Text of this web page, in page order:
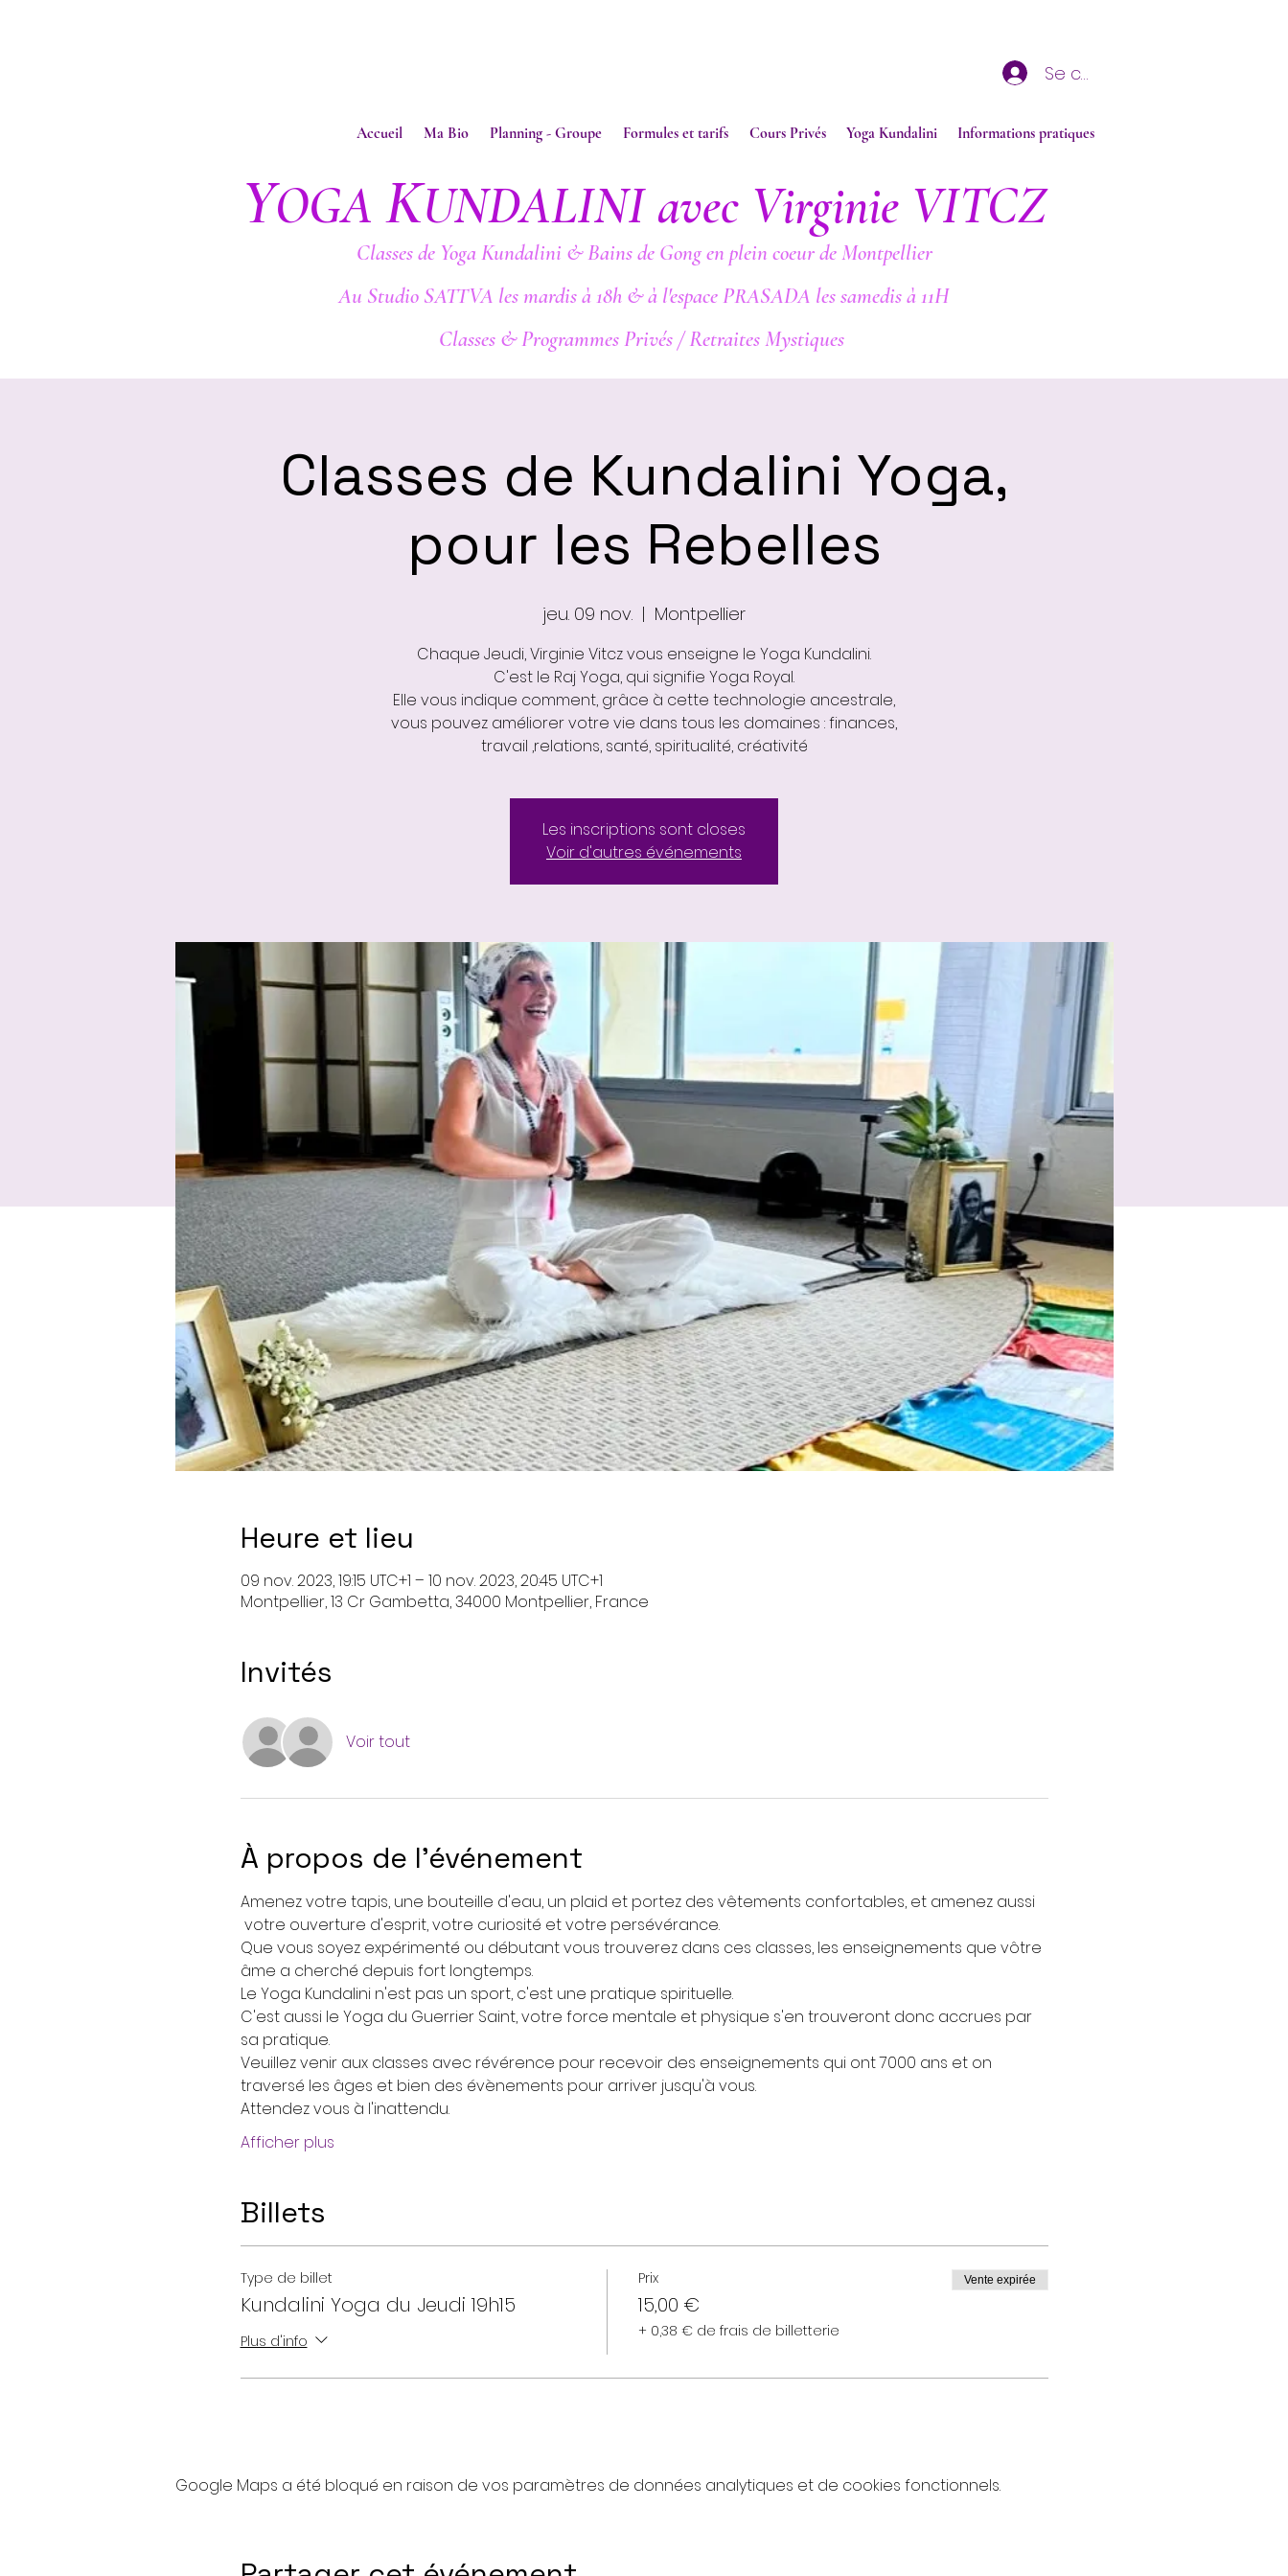
Accueil Ma Bio Planning - Groupe Formules et tarifs Cours Privés Yoga Kundalini Informations pratiques
Se connecter
YOGA KUNDALINI avec Virginie VITCZ
Classes de Yoga Kundalini & Bains de Gong en plein coeur de Montpellier
Au Studio SATTVA les mardis à 18h & à l'espace PRASADA les samedis à 11H
Classes & Programmes Privés / Retraites Mystiques
Classes de Kundalini Yoga,
pour les Rebelles
jeu. 09 nov.
  |
Montpellier
Chaque Jeudi, Virginie Vitcz vous enseigne le Yoga Kundalini.
C'est le Raj Yoga, qui signifie Yoga Royal.
Elle vous indique comment, grâce à cette technologie ancestrale,
vous pouvez améliorer votre vie dans tous les domaines : finances,
travail ,relations, santé, spiritualité, créativité
Les inscriptions sont closes
Voir d'autres événements
Heure et lieu
09 nov. 2023, 19:15 UTC+1 – 10 nov. 2023, 20:45 UTC+1
Montpellier, 13 Cr Gambetta, 34000 Montpellier, France
Invités
Voir tout
À propos de l'événement
Amenez votre tapis, une bouteille d'eau, un plaid et portez des vêtements confortables, et amenez aussi
votre ouverture d'esprit, votre curiosité et votre persévérance.
Que vous soyez expérimenté ou débutant vous trouverez dans ces classes, les enseignements que vôtre
âme a cherché depuis fort longtemps.
Le Yoga Kundalini n'est pas un sport, c'est une pratique spirituelle.
C'est aussi le Yoga du Guerrier Saint, votre force mentale et physique s'en trouveront donc accrues par
sa pratique.
Veuillez venir aux classes avec révérence pour recevoir des enseignements qui ont 7000 ans et on
traversé les âges et bien des évènements pour arriver jusqu'à vous.
Attendez vous à l'inattendu.
Afficher plus
Billets
Type de billet
Kundalini Yoga du Jeudi 19h15
Plus d'info
Prix
15,00 €
+ 0,38 € de frais de billetterie
Vente expirée
Google Maps a été bloqué en raison de vos paramètres de données analytiques et de cookies fonctionnels.